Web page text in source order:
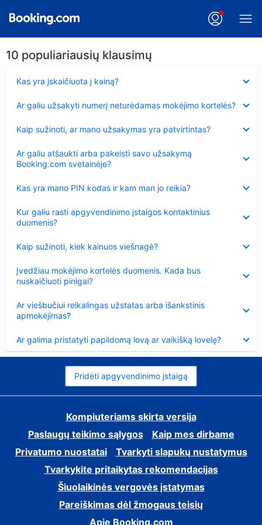
10 populiariausių klausimų
Kas yra įskaičiuota į kainą?
Ar galiu užsakyti numerį neturėdamas mokėjimo kortelės?
Kaip sužinoti, ar mano užsakymas yra patvirtintas?
Ar galiu atšaukti arba pakeisti savo užsakymą
Booking.com svetainėje?
Kas yra mano PIN kodas ir kam man jo reikia?
Kur galiu rasti apgyvendinimo įstaigos kontaktinius
duomenis?
Kaip sužinoti, kiek kainuos viešnagė?
Įvedžiau mokėjimo kortelės duomenis. Kada bus
nuskaičiuoti pinigai?
Ar viešbučiui reikalingas užstatas arba išankstinis
apmokėjimas?
Ar galima pristatyti papildomą lovą ar vaikišką lovelę?
Pridėti apgyvendinimo įstaigą
Kompiuteriams skirta versija
Paslaugų teikimo sąlygos
Kaip mes dirbame
Privatumo nuostatai
Tvarkyti slapukų nustatymus
Tvarkykite pritaikytas rekomendacijas
Šiuolaikinės vergovės įstatymas
Pareiškimas dėl žmogaus teisių
Apie Booking.com